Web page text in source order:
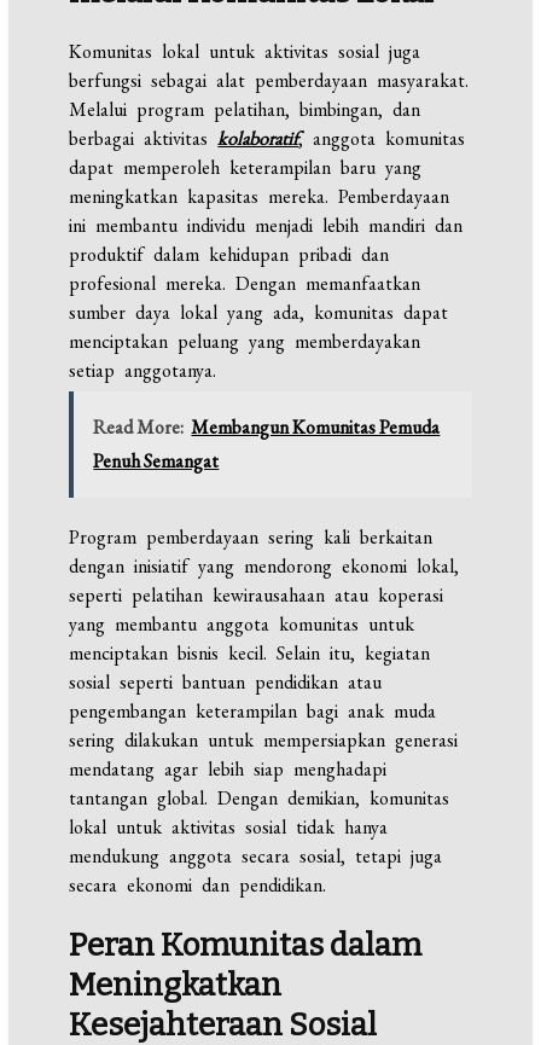
Komunitas lokal untuk aktivitas sosial juga
berfungsi sebagai alat pemberdayaan masyarakat.
Melalui program pelatihan, bimbingan, dan
berbagai aktivitaskolaboratif, anggota komunitas
dapat memperoleh keterampilan baru yang
meningkatkan kapasitas mereka. Pemberdayaan
ini membantu individu menjadi lebih mandiri dan
produktif dalam kehidupan pribadi dan
profesional mereka. Dengan memanfaatkan
sumber daya lokal yang ada, komunitas dapat
menciptakan peluang yang memberdayakan
setiap anggotanya.
Read More: Membangun Komunitas Pemuda
Penuh Semangat
Program pemberdayaan sering kali berkaitan
dengan inisiatif yang mendorong ekonomi lokal,
seperti pelatihan kewirausahaan atau koperasi
yang membantu anggota komunitas untuk
menciptakan bisnis kecil. Selain itu, kegiatan
sosial seperti bantuan pendidikan atau
pengembangan keterampilan bagi anak muda
sering dilakukan untuk mempersiapkan generasi
mendatang agar lebih siap menghadapi
tantangan global. Dengan demikian, komunitas
lokal untuk aktivitas sosial tidak hanya
mendukung anggota secara sosial, tetapi juga
secara ekonomi dan pendidikan.
Peran Komunitas dalam
Meningkatkan
Kesejahteraan Sosial